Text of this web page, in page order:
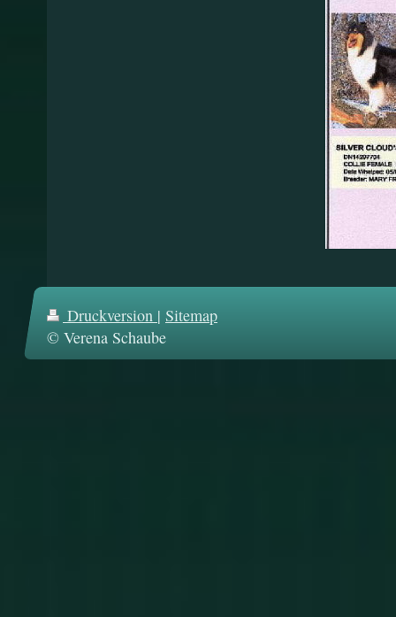
Druckversion | Sitemap
© Verena Schaube